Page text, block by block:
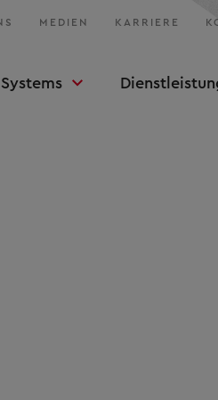
MEDIEN KARRIERE
Systems